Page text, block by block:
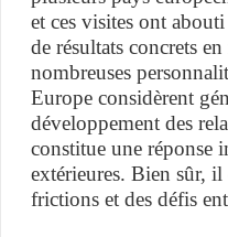
et ces visites ont
de résultats concrets
nombreuses
Europe considèrent
développement des
constitue une réponse
extérieures. Bien sûr, il
frictions et des défis